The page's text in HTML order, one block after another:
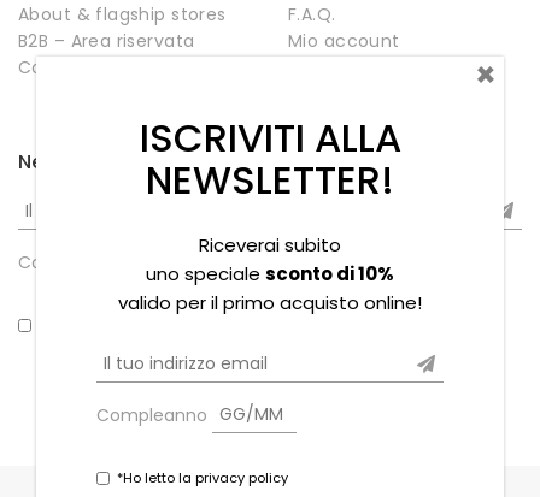
About & flagship stores
B2B – Area riservata
Contatti
F.A.Q.
Mio account
Newsletter
Compleanno
ISCRIVITI ALLA
NEWSLETTER!
Riceverai subito
uno speciale sconto di 10%
valido per il primo acquisto online!
Compleanno
*Ho letto la privacy policy
×